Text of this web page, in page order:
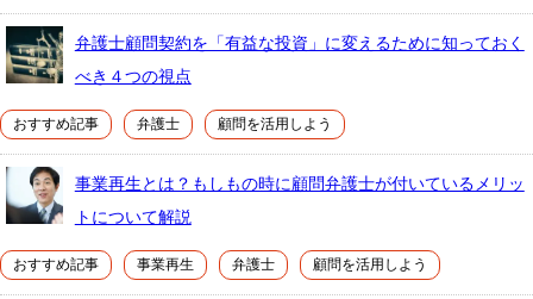
弁護士顧問契約を「有益な投資」に変えるために知っておく
べき４つの視点
おすすめ記事 弁護士 顧問を活用しよう
事業再生とは？もしもの時に顧問弁護士が付いているメリッ
トについて解説
おすすめ記事 事業再生 弁護士 顧問を活用しよう